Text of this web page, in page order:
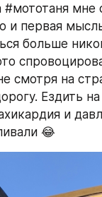
мне
и первая
больше
смотря на
Ездить
и
😂